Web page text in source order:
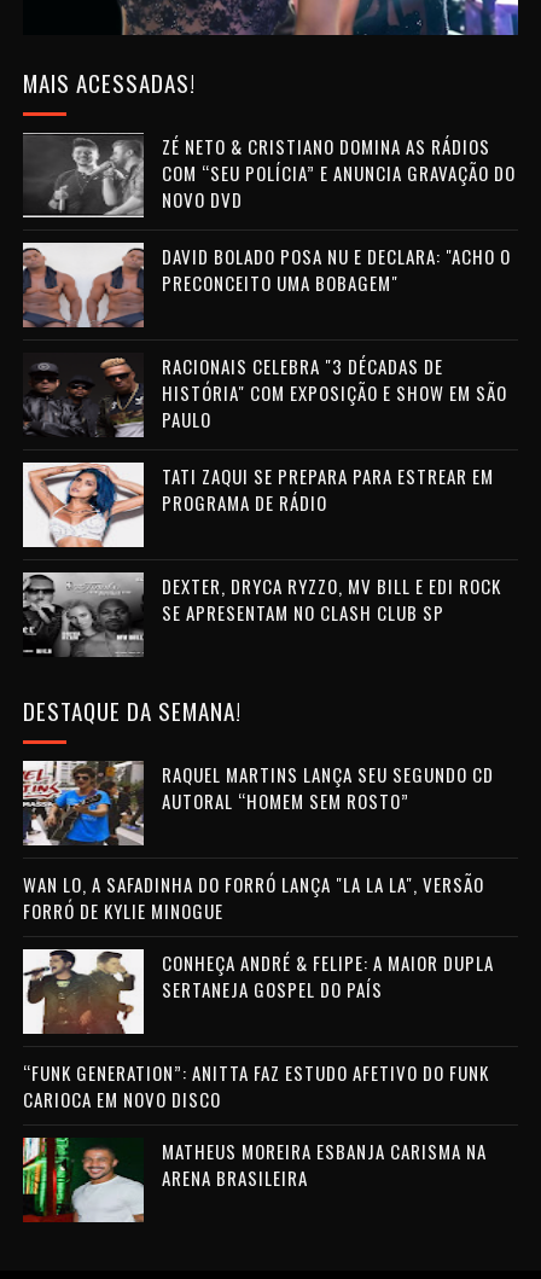
MAIS ACESSADAS!
ZÉ NETO & CRISTIANO DOMINA AS RÁDIOS
COM “SEU POLÍCIA” E ANUNCIA GRAVAÇÃO DO
NOVO DVD
DAVID BOLADO POSA NU E DECLARA: "ACHO O
PRECONCEITO UMA BOBAGEM"
RACIONAIS CELEBRA "3 DÉCADAS DE
HISTÓRIA" COM EXPOSIÇÃO E SHOW EM SÃO
PAULO
TATI ZAQUI SE PREPARA PARA ESTREAR EM
PROGRAMA DE RÁDIO
DEXTER, DRYCA RYZZO, MV BILL E EDI ROCK
SE APRESENTAM NO CLASH CLUB SP
DESTAQUE DA SEMANA!
RAQUEL MARTINS LANÇA SEU SEGUNDO CD
AUTORAL “HOMEM SEM ROSTO”
WAN LO, A SAFADINHA DO FORRÓ LANÇA "LA LA LA", VERSÃO
FORRÓ DE KYLIE MINOGUE
CONHEÇA ANDRÉ & FELIPE: A MAIOR DUPLA
SERTANEJA GOSPEL DO PAÍS
“FUNK GENERATION”: ANITTA FAZ ESTUDO AFETIVO DO FUNK
CARIOCA EM NOVO DISCO
MATHEUS MOREIRA ESBANJA CARISMA NA
ARENA BRASILEIRA